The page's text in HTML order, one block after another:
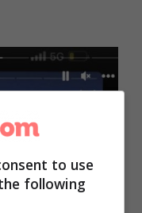
to use
following